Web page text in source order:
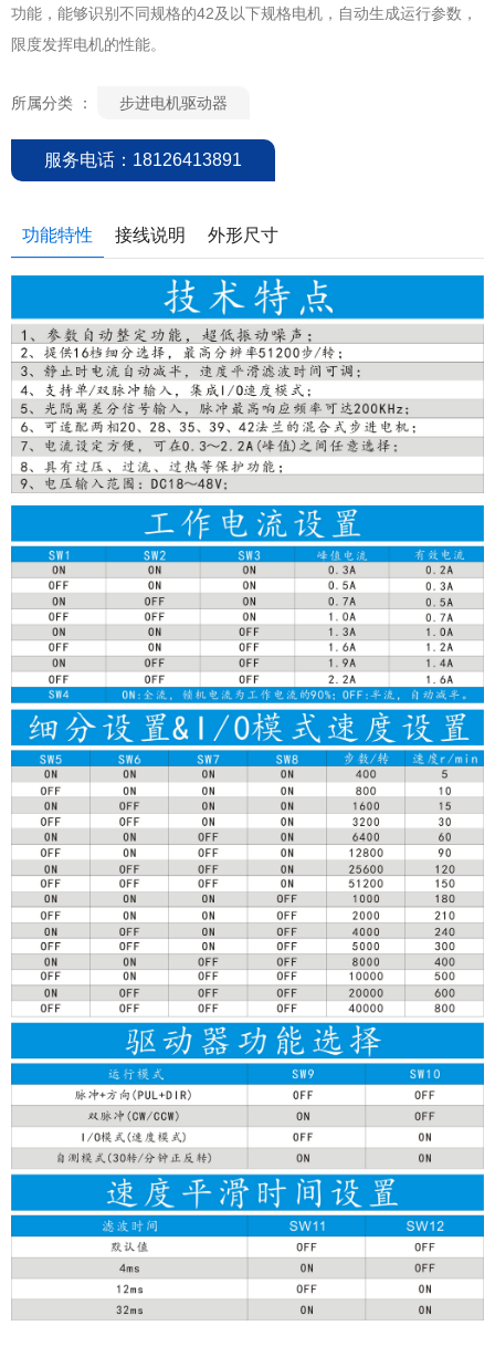
功能，能够识别不同规格的42及以下规格电机，自动生成运行参数，
限度发挥电机的性能。
所属分类 ： 步进电机驱动器
服务电话：18126413891
功能特性 接线说明 外形尺寸